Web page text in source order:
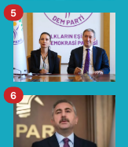
5
6